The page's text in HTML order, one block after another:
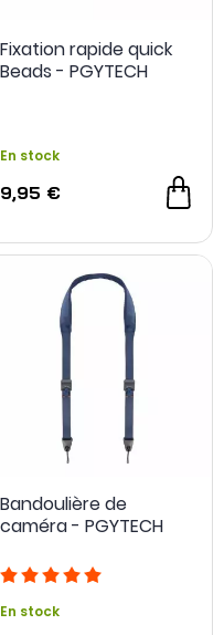
Fixation rapide quick
Beads - PGYTECH
En stock
9,95 €
Bandoulière de
caméra - PGYTECH
En stock